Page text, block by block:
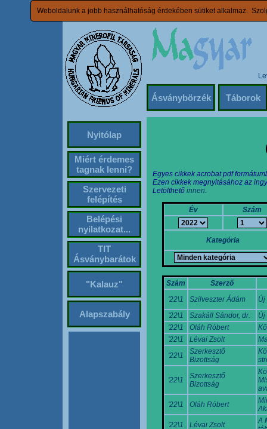
Weboldalunk a jobb használhatóság érdekében sütiket alkalmaz.
Ásványbörzék Táborok
Nyitólap
Miért érdemes
tagnak lenni?
Szervezeti
felépítés
Belépési
nyilatkozat...
TIT
Ásványbarátok
"Kalauz"
Alapszabály
Egyes cikkek acrobat pdf
Ezen cikkek megnyitásához az
Letölthető innen.
Év Szám
Kategória
Szám
Szerző
'22\1
Szilveszter Ádám
Új
'22\1
Szakáll Sándor, dr.
Új
'22\1
Oláh Róbert
'22\1
Lévai Zsolt
'22\1
Szerkesztő
Bizottság
'22\1
Szerkesztő
Bizottság
'22\1
Oláh Róbert
'22\1
Lévai Zsolt
A